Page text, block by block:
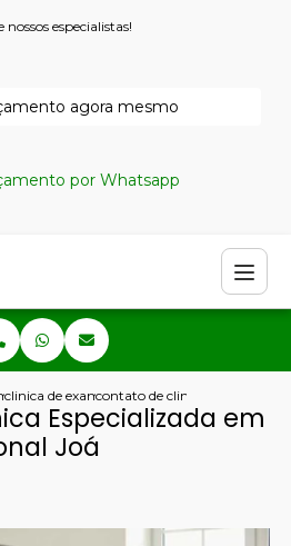
especialistas!
agora mesmo
por Whatsapp
admissionais
clinica de exame admissional aso
contato de clinica
Especializada em
Joá